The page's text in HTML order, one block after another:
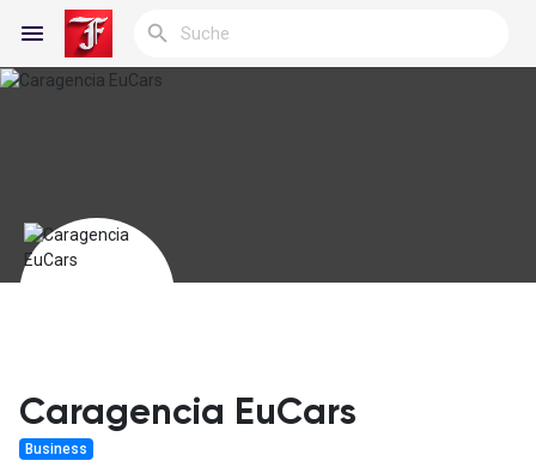
Entdecken Blogs
Entdecken Gruppen
Caragencia EuCars
Business